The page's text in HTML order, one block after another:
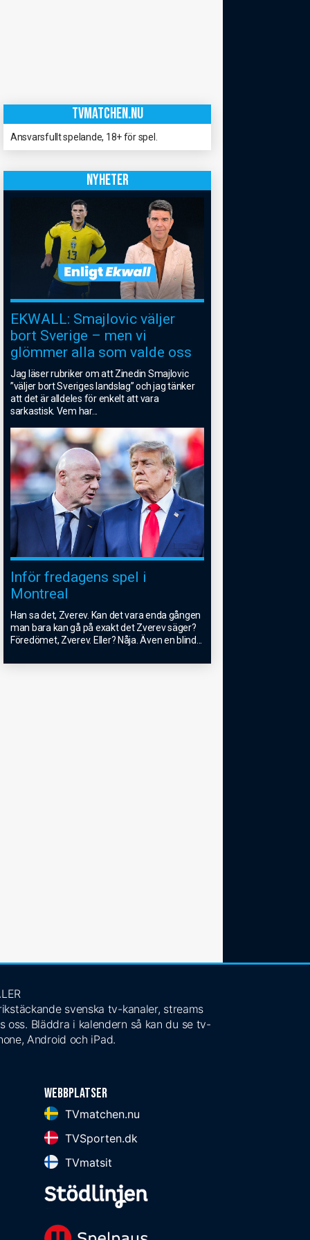
TVMATCHEN.NU
Ansvarsfullt spelande, 18+ för spel.
NYHETER
EKWALL: Smajlovic väljer
bort Sverige – men vi
glömmer alla som valde oss
Jag läser rubriker om att Zinedin Smajlovic
”väljer bort Sveriges landslag” och jag tänker
att det är alldeles för enkelt att vara
sarkastisk. Vem har...
Inför fredagens spel i
Montreal
Han sa det, Zverev. Kan det vara enda gången
man bara kan gå på exakt det Zverev säger?
Föredömet, Zverev. Eller? Nåja. Även en blind
svenska tv-kanaler, streams
Bläddra i kalendern så kan du se tv-
Android och iPad.
Webbplatser
TVmatchen.nu
TVSporten.dk
TVmatsit